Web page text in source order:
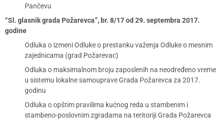
Pančevu
“Sl. glasnik grada Požarevca”, br. 8/17 od 29. septembra 2017.
godine
Odluka o izmeni Odluke o prestanku važenja Odluke o mesnim
zajednicama (grad Požarevac)
Odluka o maksimalnom broju zaposlenih na neodređeno vreme
u sistemu lokalne samouprave Grada Požarevca za 2017.
godinu
Odluka о opštim pravilima kućnog reda u stambenim i
stambeno-poslovnim zgradama na teritoriji Grada Požarevca